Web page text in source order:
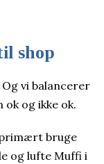
shop
vi balancerer
og ikke ok.
bruge
og lufte Muffi i